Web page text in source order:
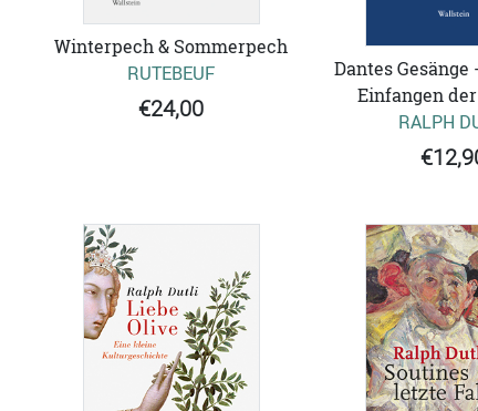
Winterpech & Sommerpech
RUTEBEUF
€24,00
Dantes Gesänge
Einfangen
RALPH